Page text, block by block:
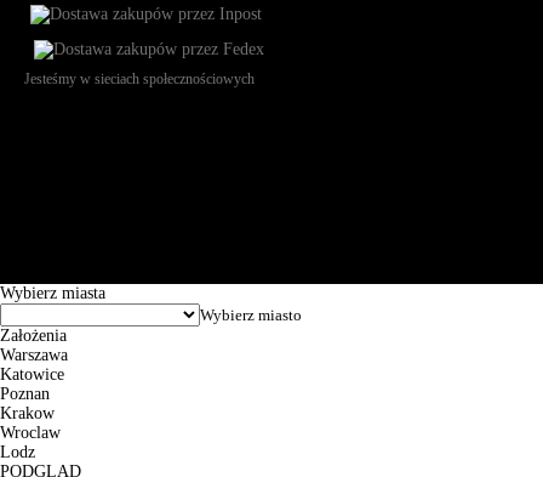
Jesteśmy w sieciach społecznościowych
Wybierz miasta
Założenia
Warszawa
Katowice
Poznan
Krakow
Wroclaw
Lodz
PODGLĄD